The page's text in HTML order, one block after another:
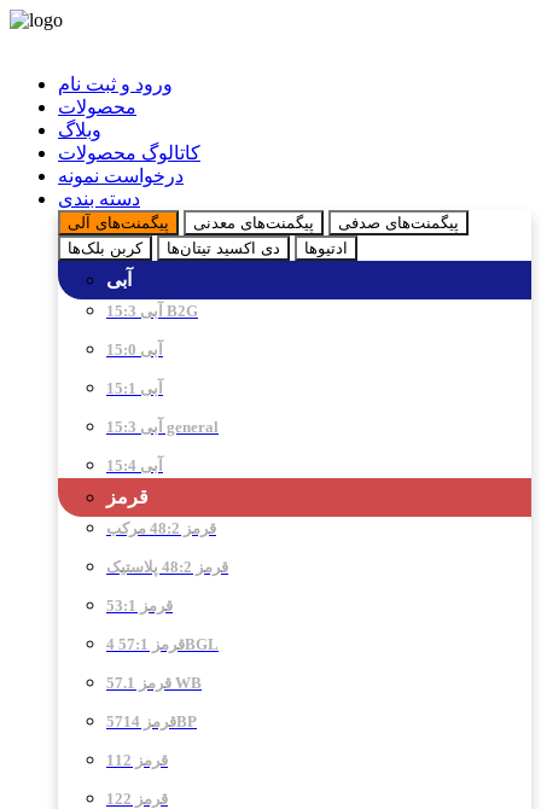
ورود و ثبت نام
محصولات
وبلاگ
کاتالوگ محصولات
درخواست نمونه
دسته بندی
پیگمنت‌های آلی پیگمنت‌های معدنی
پیگمنت‌های صدفی
کربن بلک‌ها
دی اکسید تیتان‌ها ادتیو‌ها
آبی
آبی 15:3 B2G
آبی 15:0
آبی 15:1
آبی 15:3 general
آبی 15:4
قرمز
قرمز 48:2 مرکب
قرمز 48:2 پلاستیک
قرمز 53:1
قرمز 57:1 4BGL
قرمز 57.1 WB
قرمز 5714BP
قرمز 112
قرمز 122